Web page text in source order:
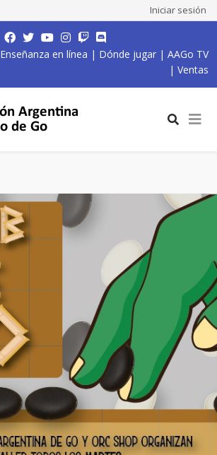
Iniciar sesión
Enseñanza en línea | Dónde jugar | AAGo TV
| Ventas